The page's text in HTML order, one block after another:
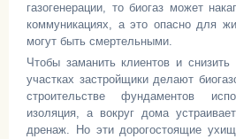
газогенерации, то биогаз может
коммуникациях, а это опасно для
могут быть смертельными.
Чтобы заманить клиентов и
участках застройщики делают
строительстве фундаментов
изоляция, а вокруг дома
дренаж. Но эти дорогостоящие